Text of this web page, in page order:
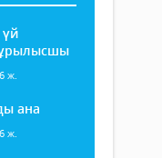
ж.
ана
ж.